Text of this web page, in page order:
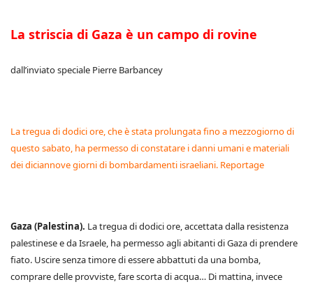
La striscia di Gaza è un campo di rovine
dall’inviato speciale Pierre Barbancey
La tregua di dodici ore, che è stata prolungata fino a mezzogiorno di
questo sabato, ha permesso di constatare i danni umani e materiali
dei diciannove giorni di bombardamenti israeliani. Reportage
Gaza (Palestina). La tregua di dodici ore, accettata dalla resistenza
palestinese e da Israele, ha permesso agli abitanti di Gaza di prendere
fiato. Uscire senza timore di essere abbattuti da una bomba,
comprare delle provviste, fare scorta di acqua… Di mattina, invece